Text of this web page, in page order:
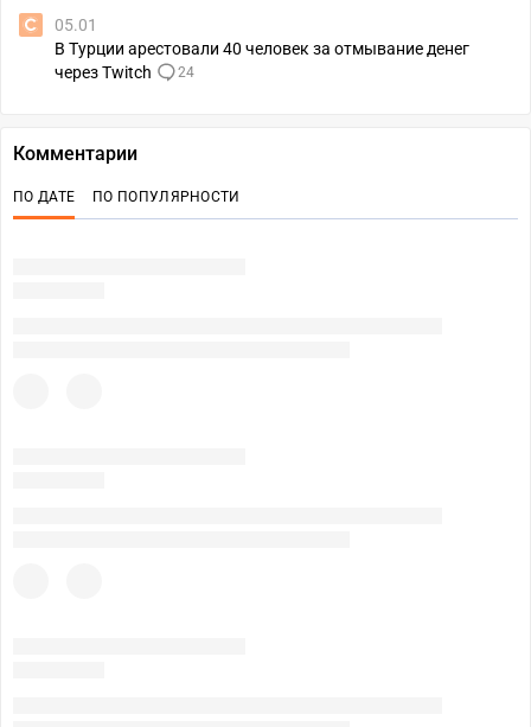
05.01
В Турции арестовали 40 человек за отмывание денег
через Twitch
24
Комментарии
ПО ДАТЕ ПО ПОПУЛЯРНОСТИ